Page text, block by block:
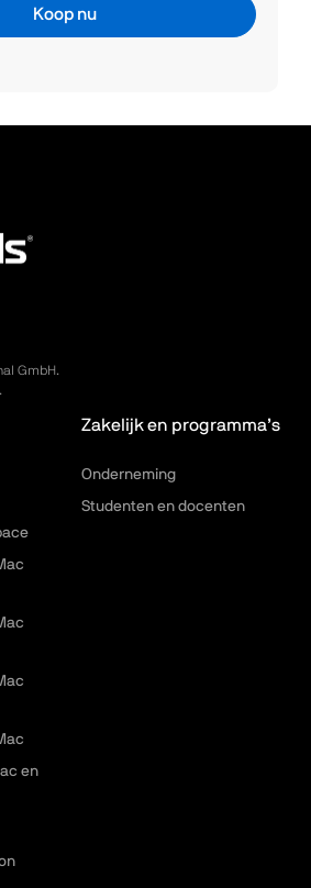
Koop nu
GmbH.
en
Zakelijk en programma’s
Onderneming
Studenten en docenten